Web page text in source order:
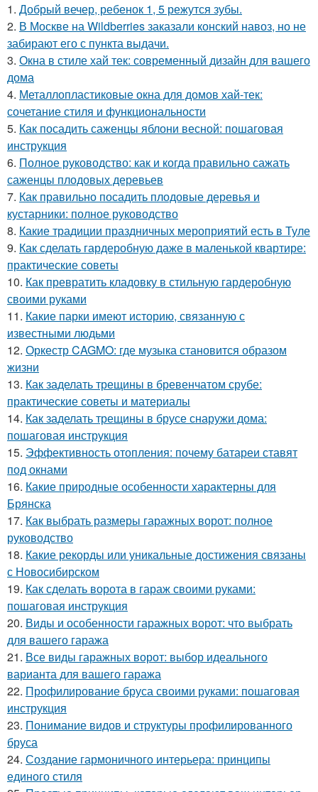
1. Добрый вечер, ребенок 1, 5 режутся зубы.
2. В Москве на Wildberries заказали конский навоз, но не
забирают его с пункта выдачи.
3. Окна в стиле хай тек: современный дизайн для вашего
дома
4. Металлопластиковые окна для домов хай-тек:
сочетание стиля и функциональности
5. Как посадить саженцы яблони весной: пошаговая
инструкция
6. Полное руководство: как и когда правильно сажать
саженцы плодовых деревьев
7. Как правильно посадить плодовые деревья и
кустарники: полное руководство
8. Какие традиции праздничных мероприятий есть в Туле
9. Как сделать гардеробную даже в маленькой квартире:
практические советы
10. Как превратить кладовку в стильную гардеробную
своими руками
11. Какие парки имеют историю, связанную с
известными людьми
12. Оркестр CAGMO: где музыка становится образом
жизни
13. Как заделать трещины в бревенчатом срубе:
практические советы и материалы
14. Как заделать трещины в брусе снаружи дома:
пошаговая инструкция
15. Эффективность отопления: почему батареи ставят
под окнами
16. Какие природные особенности характерны для
Брянска
17. Как выбрать размеры гаражных ворот: полное
руководство
18. Какие рекорды или уникальные достижения связаны
с Новосибирском
19. Как сделать ворота в гараж своими руками:
пошаговая инструкция
20. Виды и особенности гаражных ворот: что выбрать
для вашего гаража
21. Все виды гаражных ворот: выбор идеального
варианта для вашего гаража
22. Профилирование бруса своими руками: пошаговая
инструкция
23. Понимание видов и структуры профилированного
бруса
24. Создание гармоничного интерьера: принципы
единого стиля